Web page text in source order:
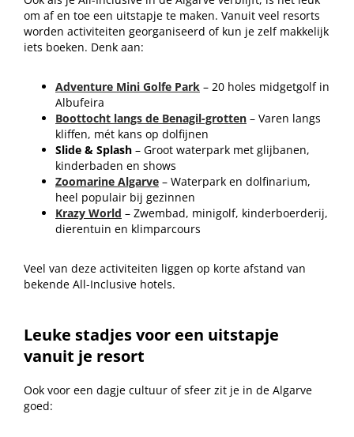
om af en toe een uitstapje te maken. Vanuit veel resorts
worden activiteiten georganiseerd of kun je zelf makkelijk
iets boeken. Denk aan:
Adventure Mini Golfe Park – 20 holes midgetgolf in
Albufeira
Boottocht langs de Benagil-grotten – Varen langs
kliffen, mét kans op dolfijnen
Slide & Splash – Groot waterpark met glijbanen,
kinderbaden en shows
Zoomarine Algarve – Waterpark en dolfinarium,
heel populair bij gezinnen
Krazy World – Zwembad, minigolf, kinderboerderij,
dierentuin en klimparcours
Veel van deze activiteiten liggen op korte afstand van
bekende All-Inclusive hotels.
Leuke stadjes voor een uitstapje
vanuit je resort
Ook voor een dagje cultuur of sfeer zit je in de Algarve
goed: